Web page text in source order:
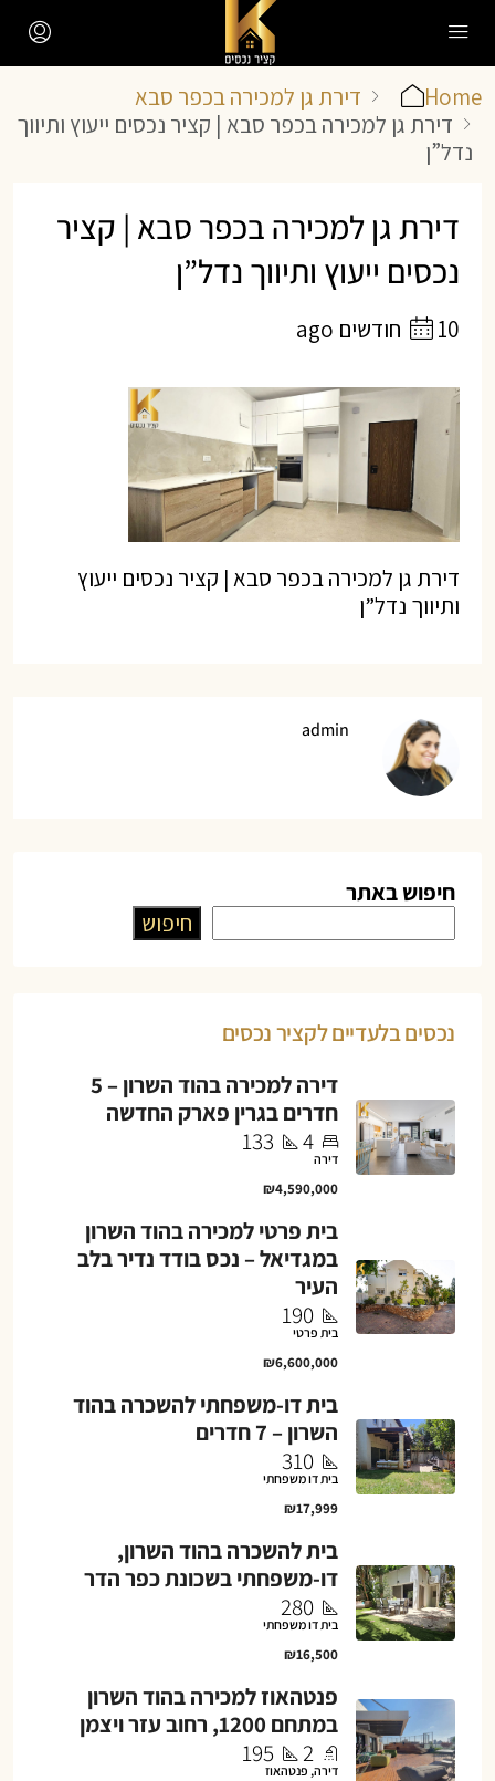
Home
דירת גן למכירה בכפר סבא
דירת גן למכירה בכפר סבא | קציר נכסים ייעוץ ותיווך
נדל”ן
דירת גן למכירה בכפר סבא | קציר
נכסים ייעוץ ותיווך נדל”ן
10 חודשים ago
דירת גן למכירה בכפר סבא | קציר נכסים ייעוץ
ותיווך נדל”ן
admin
חיפוש באתר
חיפוש
נכסים בלעדיים לקציר נכסים
דירה למכירה בהוד השרון – 5
חדרים בגרין פארק החדשה
4
133
דירה
₪4,590,000
בית פרטי למכירה בהוד השרון
במגדיאל – נכס בודד נדיר בלב
העיר
190
בית פרטי
₪6,600,000
בית דו-משפחתי להשכרה בהוד
השרון – 7 חדרים
310
בית דו משפחתי
₪17,999
בית להשכרה בהוד השרון,
דו-משפחתי בשכונת כפר הדר
280
בית דו משפחתי
₪16,500
פנטהאוז למכירה בהוד השרון
במתחם 1200, רחוב עזר ויצמן
2
195
דירה, פנטהאוז